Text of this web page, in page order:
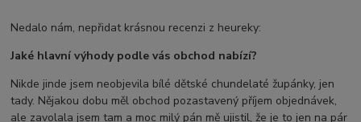
Nedalo nám, nepřidat krásnou recenzi z heureky:
Jaké hlavní výhody podle vás obchod nabízí?
Nikde jinde jsem neobjevila bílé dětské chundelaté župánky, jen
tady. Nějakou dobu měl obchod pozastavený příjem objednávek,
ale zavolala jsem tam a moc milý pán mě ujistil, že je to jen na pár